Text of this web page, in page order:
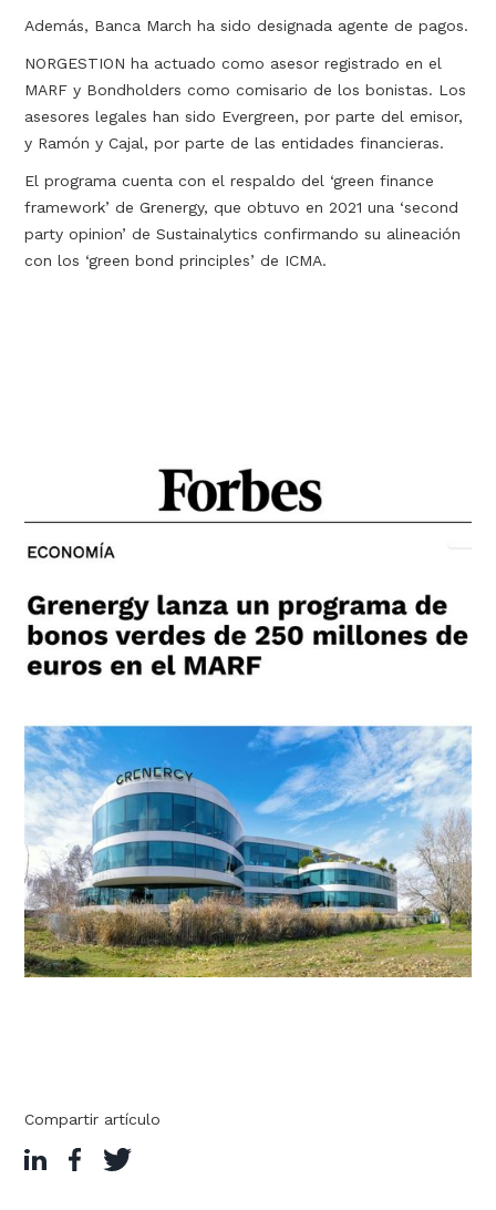
Además, Banca March ha sido designada agente de pagos.
NORGESTION ha actuado como asesor registrado en el
MARF y Bondholders como comisario de los bonistas. Los
asesores legales han sido Evergreen, por parte del emisor,
y Ramón y Cajal, por parte de las entidades financieras.
El programa cuenta con el respaldo del ‘green finance
framework’ de Grenergy, que obtuvo en 2021 una ‘second
party opinion’ de Sustainalytics confirmando su alineación
con los ‘green bond principles’ de ICMA.
Compartir artículo